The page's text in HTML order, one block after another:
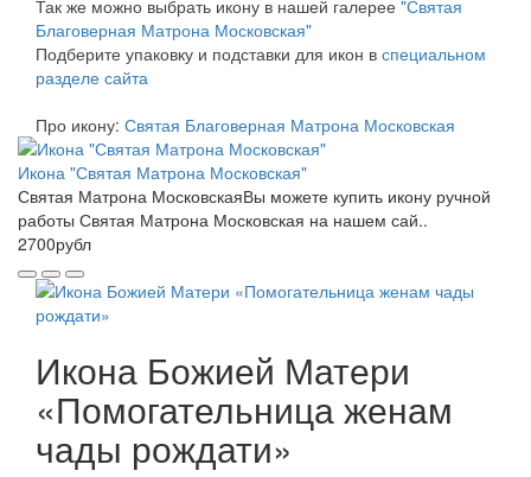
Так же можно выбрать икону в нашей галерее "Святая
Благоверная Матрона Московская"
Подберите упаковку и подставки для икон в специальном
разделе сайта
Про икону: Святая Благоверная Матрона Московская
Икона "Святая Матрона Московская"
Святая Матрона МосковскаяВы можете купить икону ручной
работы Святая Матрона Московская на нашем сай..
2700рубл
Икона Божией Матери
«Помогательница женам
чады рождати»